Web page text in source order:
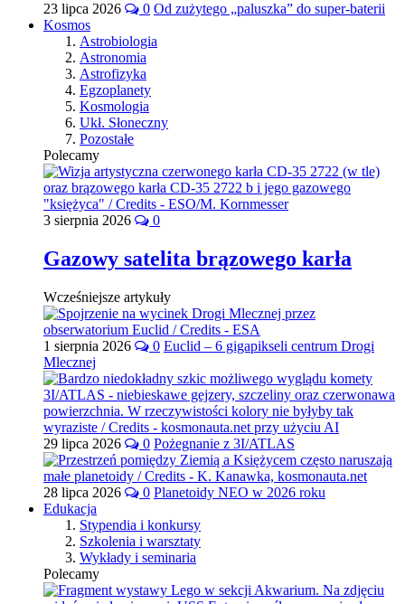
23 lipca 2026 0 Od zużytego „paluszka” do super-baterii
Kosmos
Astrobiologia
Astronomia
Astrofizyka
Egzoplanety
Kosmologia
Ukł. Słoneczny
Pozostałe
Polecamy
3 sierpnia 2026 0
Gazowy satelita brązowego karła
Wcześniejsze artykuły
1 sierpnia 2026 0 Euclid – 6 gigapikseli centrum Drogi
Mlecznej
29 lipca 2026 0 Pożegnanie z 3I/ATLAS
28 lipca 2026 0 Planetoidy NEO w 2026 roku
Edukacja
Stypendia i konkursy
Szkolenia i warsztaty
Wykłady i seminaria
Polecamy